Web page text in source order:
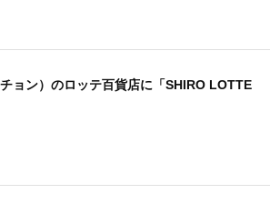
ョン）のロッテ百貨店に「SHIRO LOTTE